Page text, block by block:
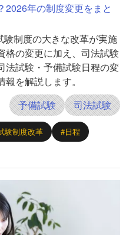
2026年の制度変更をまと
制度の大きな改革が実施
格の変更に加え、司法試験
法試験・予備試験日程の変
を解説します。
予備試験
司法試験
験制度改革
#日程